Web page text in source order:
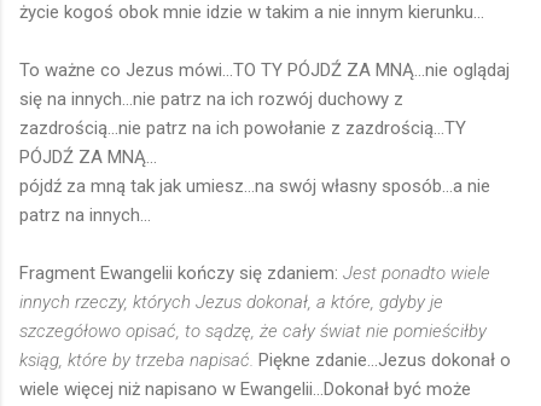
życie kogoś obok mnie idzie w takim a nie innym kierunku...
To ważne co Jezus mówi...TO TY PÓJDŹ ZA MNĄ...nie oglądaj
się na innych...nie patrz na ich rozwój duchowy z
zazdrością...nie patrz na ich powołanie z zazdrością...TY
PÓJDŹ ZA MNĄ...
pójdź za mną tak jak umiesz...na swój własny sposób...a nie
patrz na innych...
Fragment Ewangelii kończy się zdaniem: Jest ponadto wiele
innych rzeczy, których Jezus dokonał, a które, gdyby je
szczegółowo opisać, to sądzę, że cały świat nie pomieściłby
ksiąg, które by trzeba napisać. Piękne zdanie...Jezus dokonał o
wiele więcej niż napisano w Ewangelii...Dokonał być może